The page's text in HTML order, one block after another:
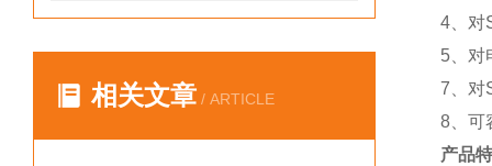
相关文章 / ARTICLE
4、对
5、对
7、对
8、可
产品